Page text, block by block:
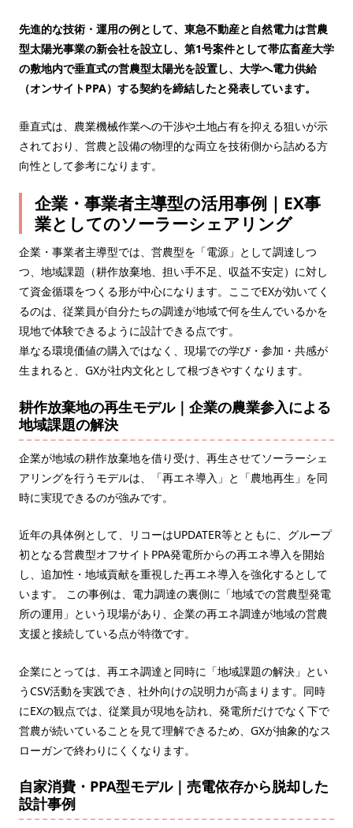
先進的な技術・運用の例として、東急不動産と自然電力は営農
型太陽光事業の新会社を設立し、第1号案件として帯広畜産大学
の敷地内で垂直式の営農型太陽光を設置し、大学へ電力供給
（オンサイトPPA）する契約を締結したと発表しています。
垂直式は、農業機械作業への干渉や土地占有を抑える狙いが示
されており、営農と設備の物理的な両立を技術側から詰める方
向性として参考になります。
企業・事業者主導型の活用事例｜EX事
業としてのソーラーシェアリング
企業・事業者主導型では、営農型を「電源」として調達しつ
つ、地域課題（耕作放棄地、担い手不足、収益不安定）に対し
て資金循環をつくる形が中心になります。ここでEXが効いてく
るのは、従業員が自分たちの調達が地域で何を生んでいるかを
現地で体験できるように設計できる点です。
単なる環境価値の購入ではなく、現場での学び・参加・共感が
生まれると、GXが社内文化として根づきやすくなります。
耕作放棄地の再生モデル｜企業の農業参入による
地域課題の解決
企業が地域の耕作放棄地を借り受け、再生させてソーラーシェ
アリングを行うモデルは、「再エネ導入」と「農地再生」を同
時に実現できるのが強みです。
近年の具体例として、リコーはUPDATER等とともに、グループ
初となる営農型オフサイトPPA発電所からの再エネ導入を開始
し、追加性・地域貢献を重視した再エネ導入を強化するとして
います。 この事例は、電力調達の裏側に「地域での営農型発電
所の運用」という現場があり、企業の再エネ調達が地域の営農
支援と接続している点が特徴です。
企業にとっては、再エネ調達と同時に「地域課題の解決」とい
うCSV活動を実践でき、社外向けの説明力が高まります。同時
にEXの観点では、従業員が現地を訪れ、発電所だけでなく下で
営農が続いていることを見て理解できるため、GXが抽象的なス
ローガンで終わりにくくなります。
自家消費・PPA型モデル｜売電依存から脱却した
設計事例